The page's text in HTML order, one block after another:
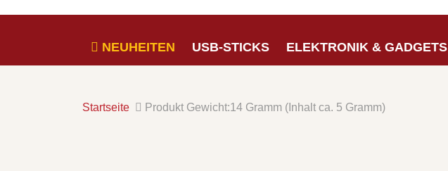
NEUHEITEN USB-STICKS ELEKTRONIK & GADGETS
Startseite Produkt Gewicht:14 Gramm (Inhalt ca. 5 Gramm)